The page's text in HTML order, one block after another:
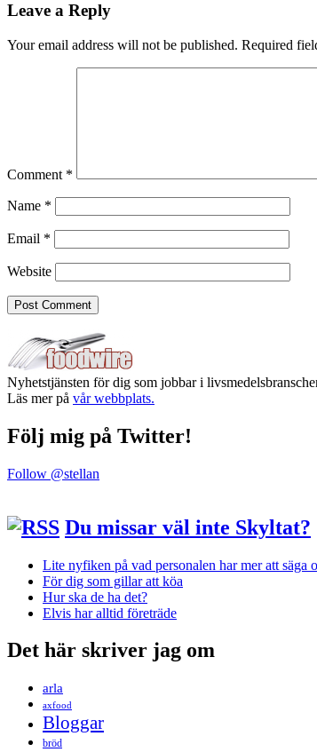
Leave a Reply
Your email address will not be published. Required
Comment *
Name *
Email *
Website
Nyhetstjänsten för dig som jobbar i
Läs mer på vår webbplats.
Följ mig på Twitter!
Follow @stellan
Du missar väl inte Skyltat?
Lite nyfiken på vad personalen har mer att säga
För dig som gillar att köa
Hur ska de ha det?
Elvis har alltid företräde
Det här skriver jag om
arla
axfood
Bloggar
bröd